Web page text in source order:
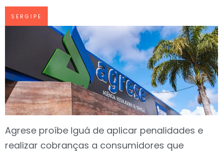
SERGIPE
Agrese proíbe Iguá de aplicar penalidades e
realizar cobranças a consumidores que